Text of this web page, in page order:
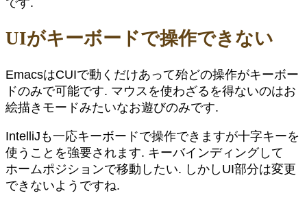
UIがキーボードで操作できない
EmacsはCUIで動くだけあって殆どの操作がキーボー
ドのみで可能です. マウスを使わざるを得ないのはお
絵描きモードみたいなお遊びのみです.
IntelliJも一応キーボードで操作できますが十字キーを
使うことを強要されます. キーバインディングして
ホームポジションで移動したい. しかしUI部分は変更
できないようですね.